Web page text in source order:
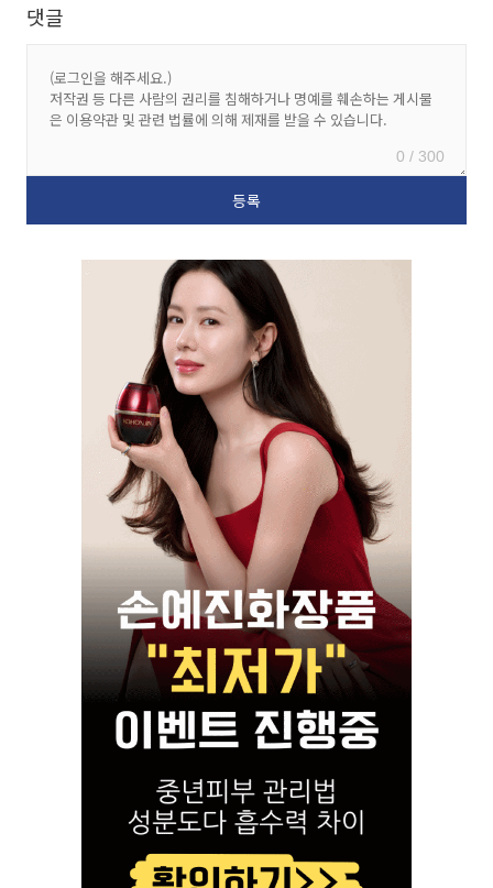
댓글
0 / 300